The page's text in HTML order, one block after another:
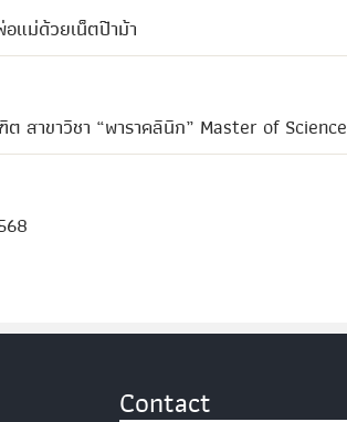
อแม่ด้วยเน็ตป๊าม้า
าขาวิชา “พาราคลินิก” Master of
Contact